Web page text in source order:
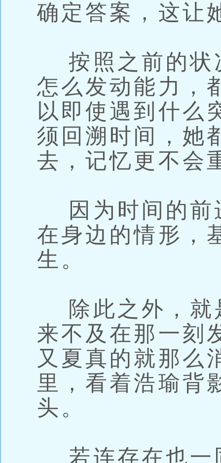
确定答案，这让
按照之前的状
怎么发动能力，
以即使遇到什么
须回溯时间，她
去，记忆更不会
因为时间的前
在身边的情形，
生。
除此之外，就
来不及在那一刻
又夏真的就那么
里，看着浩瑜背
头。
若连存在也一